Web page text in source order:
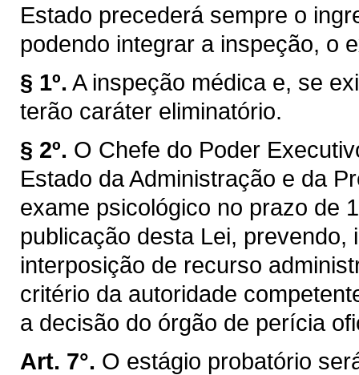
Estado precederá sempre o
podendo integrar a inspeção, o
§ 1º. A inspeção médica e, se
terão caráter eliminatório.
§ 2º. O Chefe do Poder
Estado da Administração e da
exame psicológico no prazo de
publicação desta Lei, prevendo,
interposição de recurso
critério da autoridade
a decisão do órgão de perícia
Art. 7°. O estágio probatório